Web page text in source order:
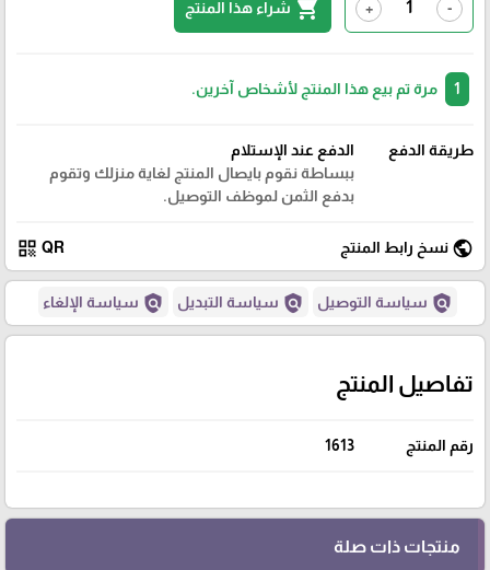
-
+
shopping_cart شراء هذا المنتج
مرة تم بيع هذا المنتج لأشخاص آخرين.
طريقة الدفع
الدفع عند الإستلام
ببساطة نقوم بايصال المنتج لغاية منزلك وتقوم
بدفع الثمن لموظف التوصيل.
public نسخ رابط المنتج QR
qr_code
policy سياسة التوصيل policy سياسة التبديل policy سياسة الإلغاء
تفاصيل المنتج
رقم المنتج 1613
منتجات ذات صلة